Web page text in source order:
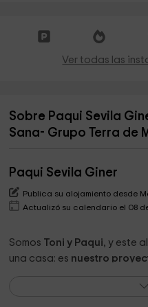
Ver todas las
Sobre Paqui Sevila
Sana- Grupo Terra de
Paqui Sevila Giner
Publica su alojamiento desde
Actualizó su calendario el 08
Somos Toni y Paqui, y este
una casa: es nuestro
belleza de lo sencillo